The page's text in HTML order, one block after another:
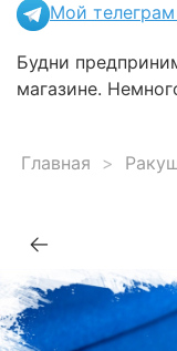
Мой телеграм
Будни
магазине.
Главная